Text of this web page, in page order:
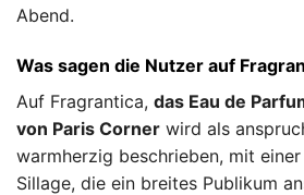
Abend.
Was sagen die Nutzer auf
Auf Fragrantica, das Eau de
von Paris Corner wird als
warmherzig beschrieben, mit
Sillage, die ein breites Publikum